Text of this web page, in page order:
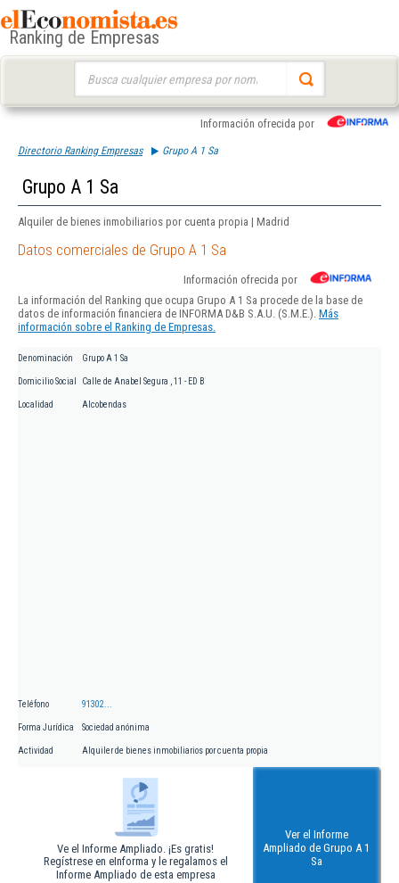
Ranking de Empresas
Información ofrecida por
Directorio Ranking Empresas Grupo A 1 Sa
Grupo A 1 Sa
Alquiler de bienes inmobiliarios por cuenta propia | Madrid
Datos comerciales de Grupo A 1 Sa
Información ofrecida por
La información del Ranking que ocupa Grupo A 1 Sa procede de la base de
datos de información financiera de INFORMA D&B S.A.U. (S.M.E.). Más
información sobre el Ranking de Empresas.
Denominación Grupo A 1 Sa
Domicilio Social Calle de Anabel Segura , 11 - ED B
Localidad Alcobendas
Teléfono 91302...
Forma Jurídica Sociedad anónima
Actividad Alquiler de bienes inmobiliarios por cuenta propia
Ve el Informe Ampliado. ¡Es gratis!
Regístrese en eInforma y le regalamos el
Informe Ampliado de esta empresa
Ver el Informe
Ampliado de Grupo A 1
Sa